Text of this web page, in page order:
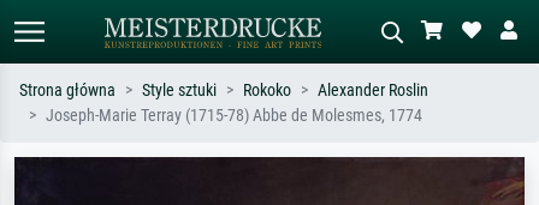
abstrakcja z czerwienią, ciemny olej,
Strona główna Style sztuki Rokoko
Alexander Roslin
Joseph-Marie Terray (1715-78) Abbe de Molesmes, 1774